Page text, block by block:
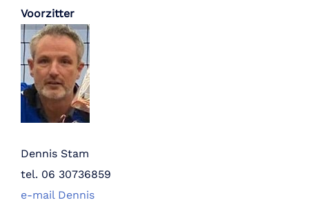
Voorzitter
Dennis Stam
tel. 06 30736859
e-mail Dennis